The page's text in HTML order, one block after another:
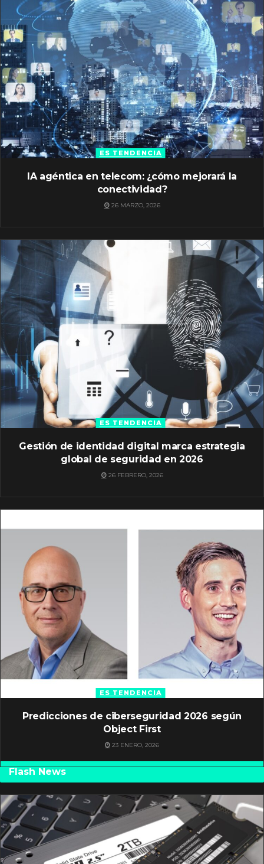
ES TENDENCIA
IA agéntica en telecom: ¿cómo mejorará la
conectividad?
26 MARZO, 2026
ES TENDENCIA
Gestión de identidad digital marca estrategia
global de seguridad en 2026
26 FEBRERO, 2026
ES TENDENCIA
Predicciones de ciberseguridad 2026 según
Object First
23 ENERO, 2026
Flash News